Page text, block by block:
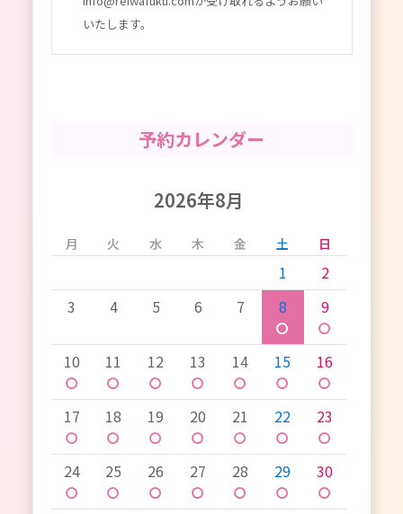
いたします。
予約カレンダー
2026年8月
月 火 水 木 金 土 日
1
2
3
4 5 6 7 8
〇
9
〇
10
〇
11
〇
12
〇
13
〇
14
〇
15
〇
16
〇
17
〇
18
〇
19
〇
20
〇
21
〇
22
〇
23
〇
24
〇
25
〇
26
〇
27
〇
28
〇
29
〇
30
〇